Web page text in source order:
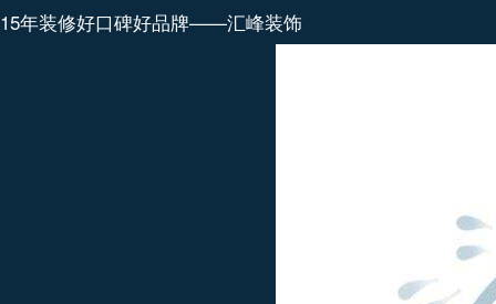
15年装修好口碑好品牌——汇峰装饰